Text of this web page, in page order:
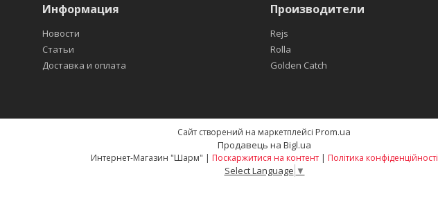
Информация
Новости
Статьи
Доставка и оплата
Производители
Rejs
Rolla
Golden Catch
Сайт створений на маркетплейсі Prom.ua
Продавець на Bigl.ua
Интернет-Магазин "Шарм" | Поскаржитися на контент | Політика конфіденційності
Select Language ▼